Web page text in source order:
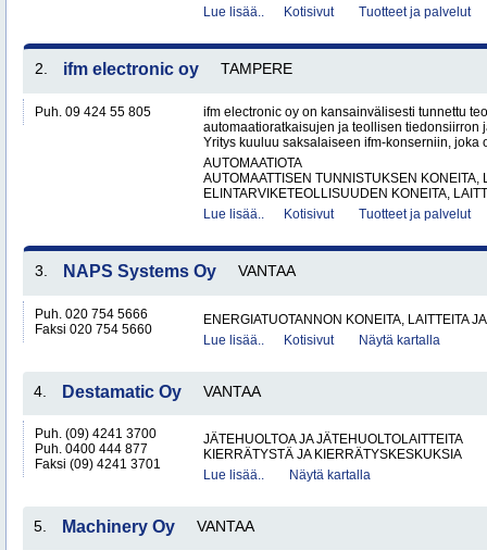
Lue lisää..
Kotisivut Tuotteet ja palvelut
2. ifm electronic oy TAMPERE
Puh. 09 424 55 805
ifm electronic oy on kansainvälisesti tunnettu
automaatioratkaisujen ja teollisen tiedonsiirron
Yritys kuuluu saksalaiseen ifm-konserniin, joka
AUTOMAATIOTA
AUTOMAATTISEN TUNNISTUKSEN KONEITA,
ELINTARVIKETEOLLISUUDEN KONEITA,
Lue lisää..
Kotisivut Tuotteet ja palvelut
3. NAPS Systems Oy VANTAA
Puh. 020 754 5666
Faksi 020 754 5660
ENERGIATUOTANNON KONEITA, LAITTEITA
Lue lisää..
Kotisivut Näytä kartalla
4. Destamatic Oy VANTAA
Puh. (09) 4241 3700
Puh. 0400 444 877
Faksi (09) 4241 3701
JÄTEHUOLTOA JA JÄTEHUOLTOLAITTEITA
KIERRÄTYSTÄ JA KIERRÄTYSKESKUKSIA
Lue lisää..
Näytä kartalla
5. Machinery Oy VANTAA